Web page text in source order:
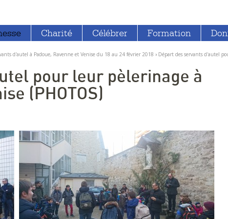
Charité Célébrer Formation
d'autel à Padoue, Ravenne et Venise du 18 au 24 février 2018 › Départ des servants d'autel
pour leur pèlerinage à
(PHOTOS)